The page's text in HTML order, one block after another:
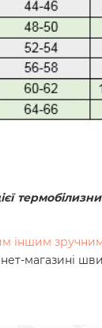
іншим
магазині